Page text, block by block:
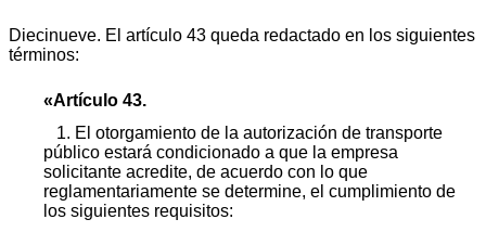
Diecinueve. El artículo 43 queda redactado en los siguientes
términos:
«Artículo 43.
1. El otorgamiento de la autorización de transporte
público estará condicionado a que la empresa
solicitante acredite, de acuerdo con lo que
reglamentariamente se determine, el cumplimiento de
los siguientes requisitos: